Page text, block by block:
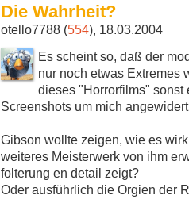
Die Wahrheit?
otello7788 (554), 18.03.2004
Es scheint so, daß der
nur noch etwas Extremes
dieses "Horrorfilms"
Screenshots um mich
Gibson wollte zeigen, wie es
weiteres Meisterwerk von ihm
folterung en detail zeigt?
Oder ausführlich die Orgien der